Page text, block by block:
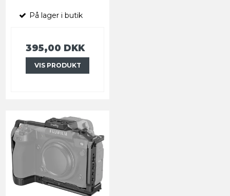
På lager i butik
395,00 DKK
VIS PRODUKT